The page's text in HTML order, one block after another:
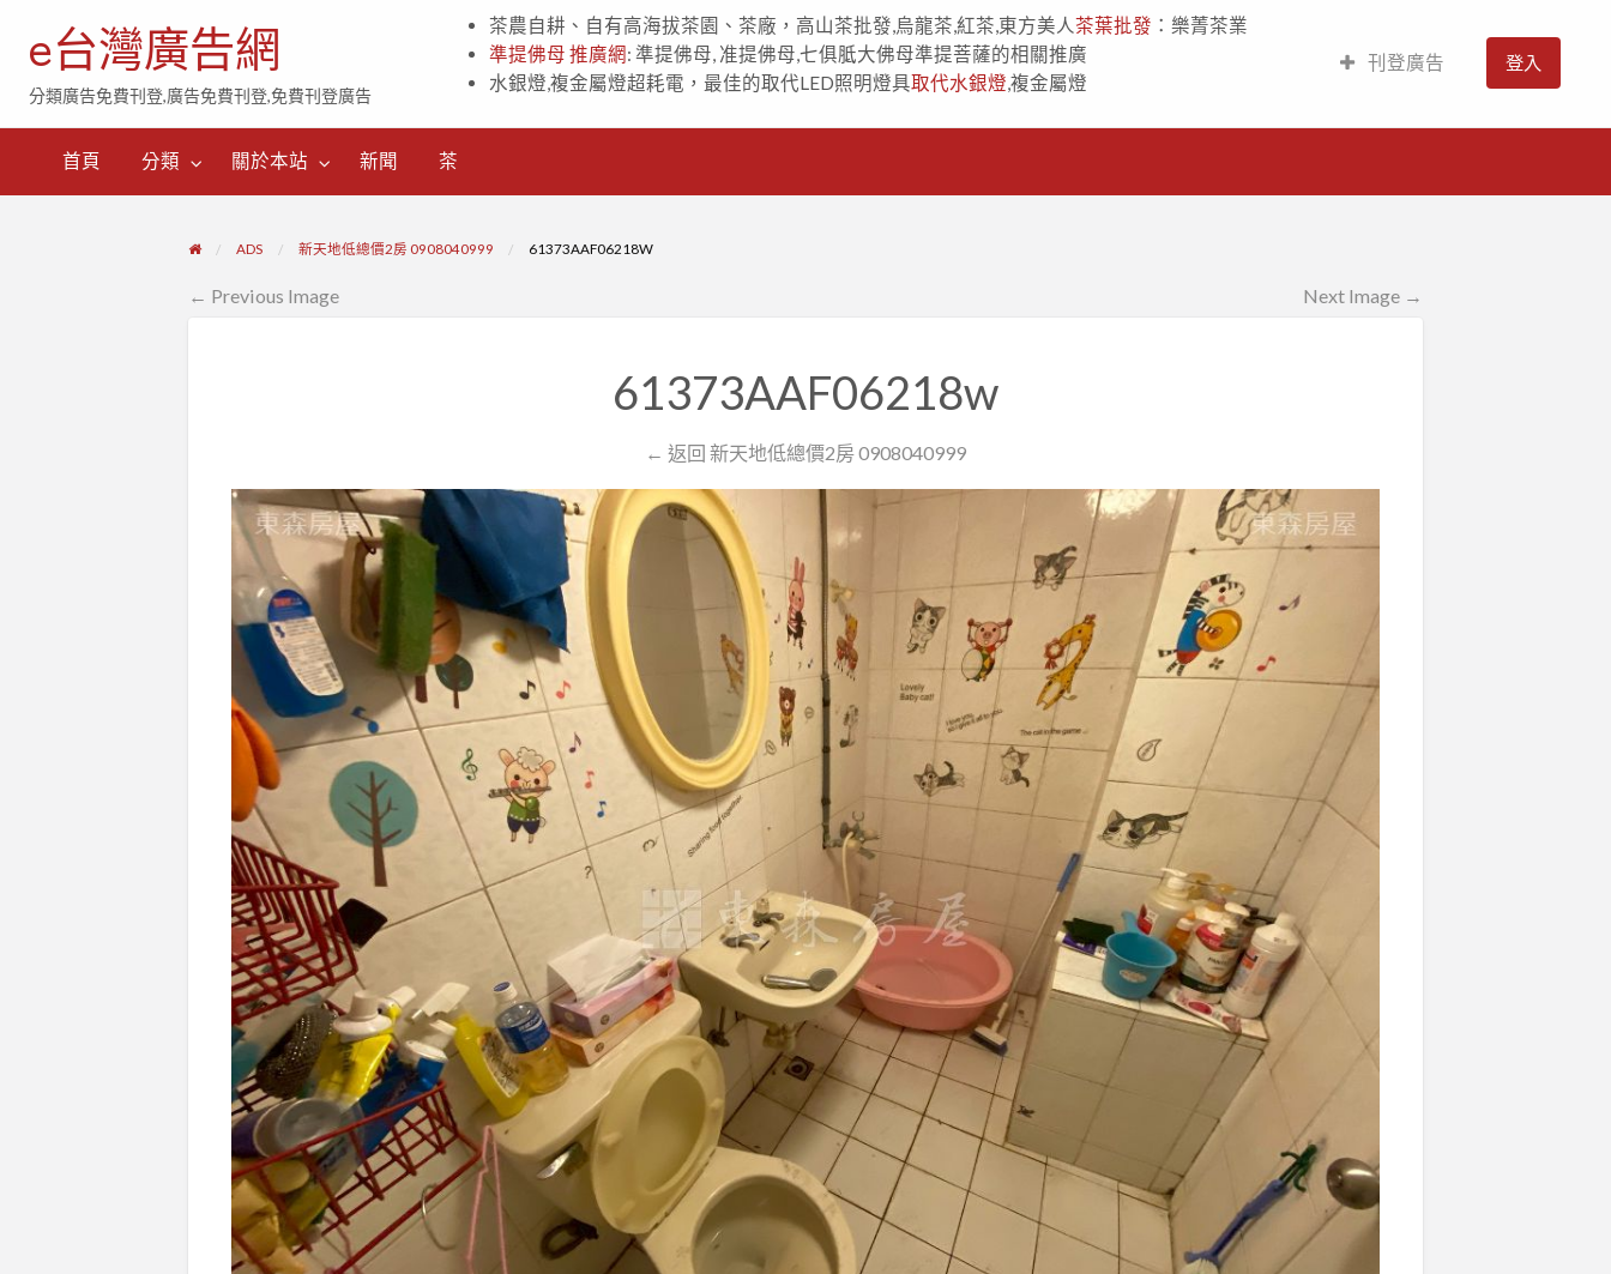
e台灣廣告網
分類廣告免費刊登,廣告免費刊登,免費刊登廣告
茶農自耕、自有高海拔茶園、茶廠，高山茶批發,烏龍茶,紅茶,東方美人茶葉批發 ：樂菁茶業
準提佛母 推廣網: 準提佛母, 准提佛母,七俱胝大佛母準提菩薩的相關推廣
水銀燈,複金屬燈超耗電，最佳的取代LED照明燈具取代水銀燈 ,複金屬燈
刊登廣告 登入
首頁 分類 關於本站 新聞 茶
ADS 新天地低總價2房 0908040999 61373AAF06218W
← Previous Image Next Image →
61373AAF06218w
← 返回 新天地低總價2房 0908040999